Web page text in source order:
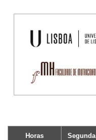
Horas Segunda